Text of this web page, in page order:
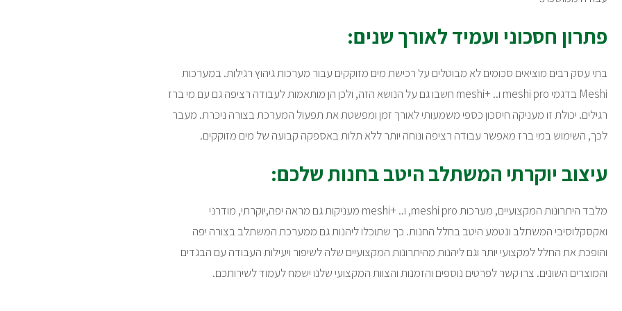
פתרון חסכוני ועמיד לאורך שנים:
בתי עסק רבים מוציאים סכומים לא מבוטלים על רכישת מים מזוקקים עבור מערכות גיהוץ רגילות. במערכות
Meshi בדגמי meshi pro ו.. +meshi חשבו גם על הנושא הזה, ולכן הן מותאמות לעבודה רציפה גם עם מי ברז
רגילים. יכולת זו מעניקה חיסכון כספי משמעותי לאורך זמן ומפשטת את תפעול המערכת בצורה ניכרת. מעבר
לכך, השימוש במי ברז מאפשר עבודה רציפה ונוחה יותר ללא תלות באספקה קבועה של מים מזוקקים.
עיצוב יוקרתי המשתלב היטב בחנות שלכם:
מלבד היתרונות המקצועיים, מערכות meshi pro, ו.. +meshi מעניקות גם מראה יפה,יוקרתי, מודרני
ואקסקלוסיבי המשתלב ונטמע היטב בחלל החנות. כך שתוכלו ליהנות גם ממערכת המשתלב בצורה יפה
והופכת את החלל למקצועי יותר וגם ליהנות מהיתרונות המקצועיים שלה לשיפור ויעילות העבודה עם הבגדים
והמוצרים השונים. צרו קשר לפרטים נוספים והזמנות והצוות המקצועי שלנו ישמח לעמוד לשירותכם.